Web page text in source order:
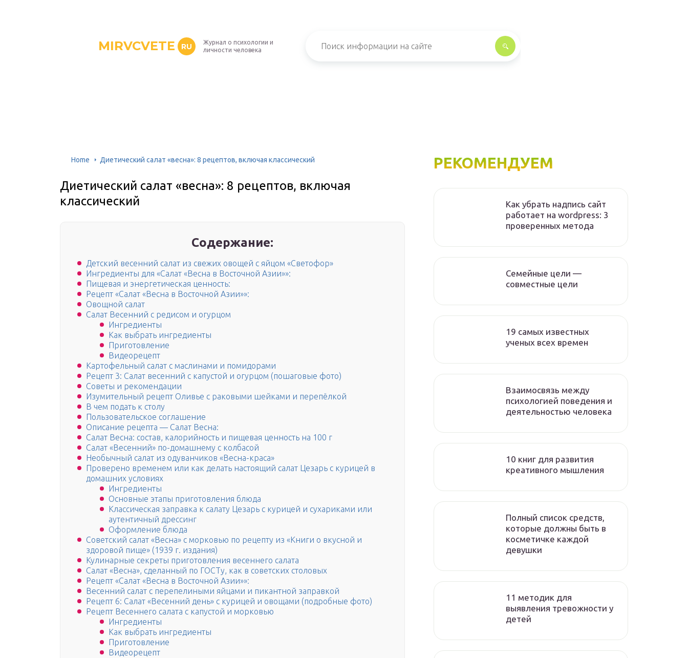
MIRVCVETE RU
Журнал о психологии и
личности человека
Home Диетический салат «весна»: 8 рецептов, включая классический
Диетический салат «весна»: 8 рецептов, включая
классический
Содержание:
Детский весенний салат из свежих овощей с яйцом «Светофор»
Ингредиенты для «Салат «Весна в Восточной Азии»»:
Пищевая и энергетическая ценность:
Рецепт «Салат «Весна в Восточной Азии»»:
Овощной салат
Салат Весенний с редисом и огурцом
Ингредиенты
Как выбрать ингредиенты
Приготовление
Видеорецепт
Картофельный салат с маслинами и помидорами
Рецепт 3: Салат весенний с капустой и огурцом (пошаговые фото)
Советы и рекомендации
Изумительный рецепт Оливье с раковыми шейками и перепёлкой
В чем подать к столу
Пользовательское соглашение
Описание рецепта — Салат Весна:
Салат Весна: состав, калорийность и пищевая ценность на 100 г
Салат «Весенний» по-домашнему с колбасой
Необычный салат из одуванчиков «Весна-краса»
Проверено временем или как делать настоящий салат Цезарь с курицей в
домашних условиях
Ингредиенты
Основные этапы приготовления блюда
Классическая заправка к салату Цезарь с курицей и сухариками или
аутентичный дрессинг
Оформление блюда
Советский салат «Весна» с морковью по рецепту из «Книги о вкусной и
здоровой пище» (1939 г. издания)
Кулинарные секреты приготовления весеннего салата
Салат «Весна», сделанный по ГОСТу, как в советских столовых
Рецепт «Салат «Весна в Восточной Азии»»:
Весенний салат с перепелиными яйцами и пикантной заправкой
Рецепт 6: Салат «Весенний день» с курицей и овощами (подробные фото)
Рецепт Весеннего салата с капустой и морковью
Ингредиенты
Как выбрать ингредиенты
Приготовление
Видеорецепт
РЕКОМЕНДУЕМ
Как убрать надпись сайт
работает на wordpress: 3
проверенных метода
Семейные цели —
совместные цели
19 самых известных
ученых всех времен
Взаимосвязь между
психологией поведения и
деятельностью человека
10 книг для развития
креативного мышления
Полный список средств,
которые должны быть в
косметичке каждой
девушки
11 методик для
выявления тревожности у
детей